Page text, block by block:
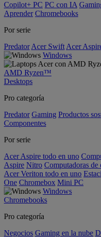
Copilot+ PC PC con IA
Aprender Chromebooks
Por serie
Predator Acer Swift Acer
Windows
AMD Ryzen™
Desktops
Pro categoría
Predator Gaming Productos
Componentes
Por serie
Acer Aspire todo en uno
Aspire Nitro Computadoras
Acer Veriton todo en uno
One Chromebox Mini PC
Windows
Chromebooks
Pro categoría
Negocios Gaming en la nube